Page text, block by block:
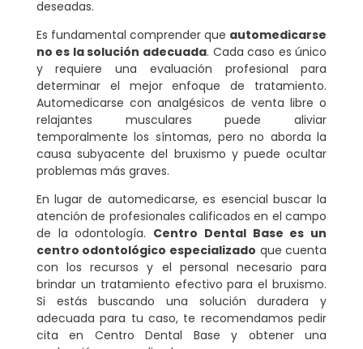
deseadas.
Es fundamental comprender que automedicarse
no es la solución adecuada. Cada caso es único
y requiere una evaluación profesional para
determinar el mejor enfoque de tratamiento.
Automedicarse con analgésicos de venta libre o
relajantes musculares puede aliviar
temporalmente los síntomas, pero no aborda la
causa subyacente del bruxismo y puede ocultar
problemas más graves.
En lugar de automedicarse, es esencial buscar la
atención de profesionales calificados en el campo
de la odontología. Centro Dental Base es un
centro odontológico especializado que cuenta
con los recursos y el personal necesario para
brindar un tratamiento efectivo para el bruxismo.
Si estás buscando una solución duradera y
adecuada para tu caso, te recomendamos pedir
cita en Centro Dental Base y obtener una